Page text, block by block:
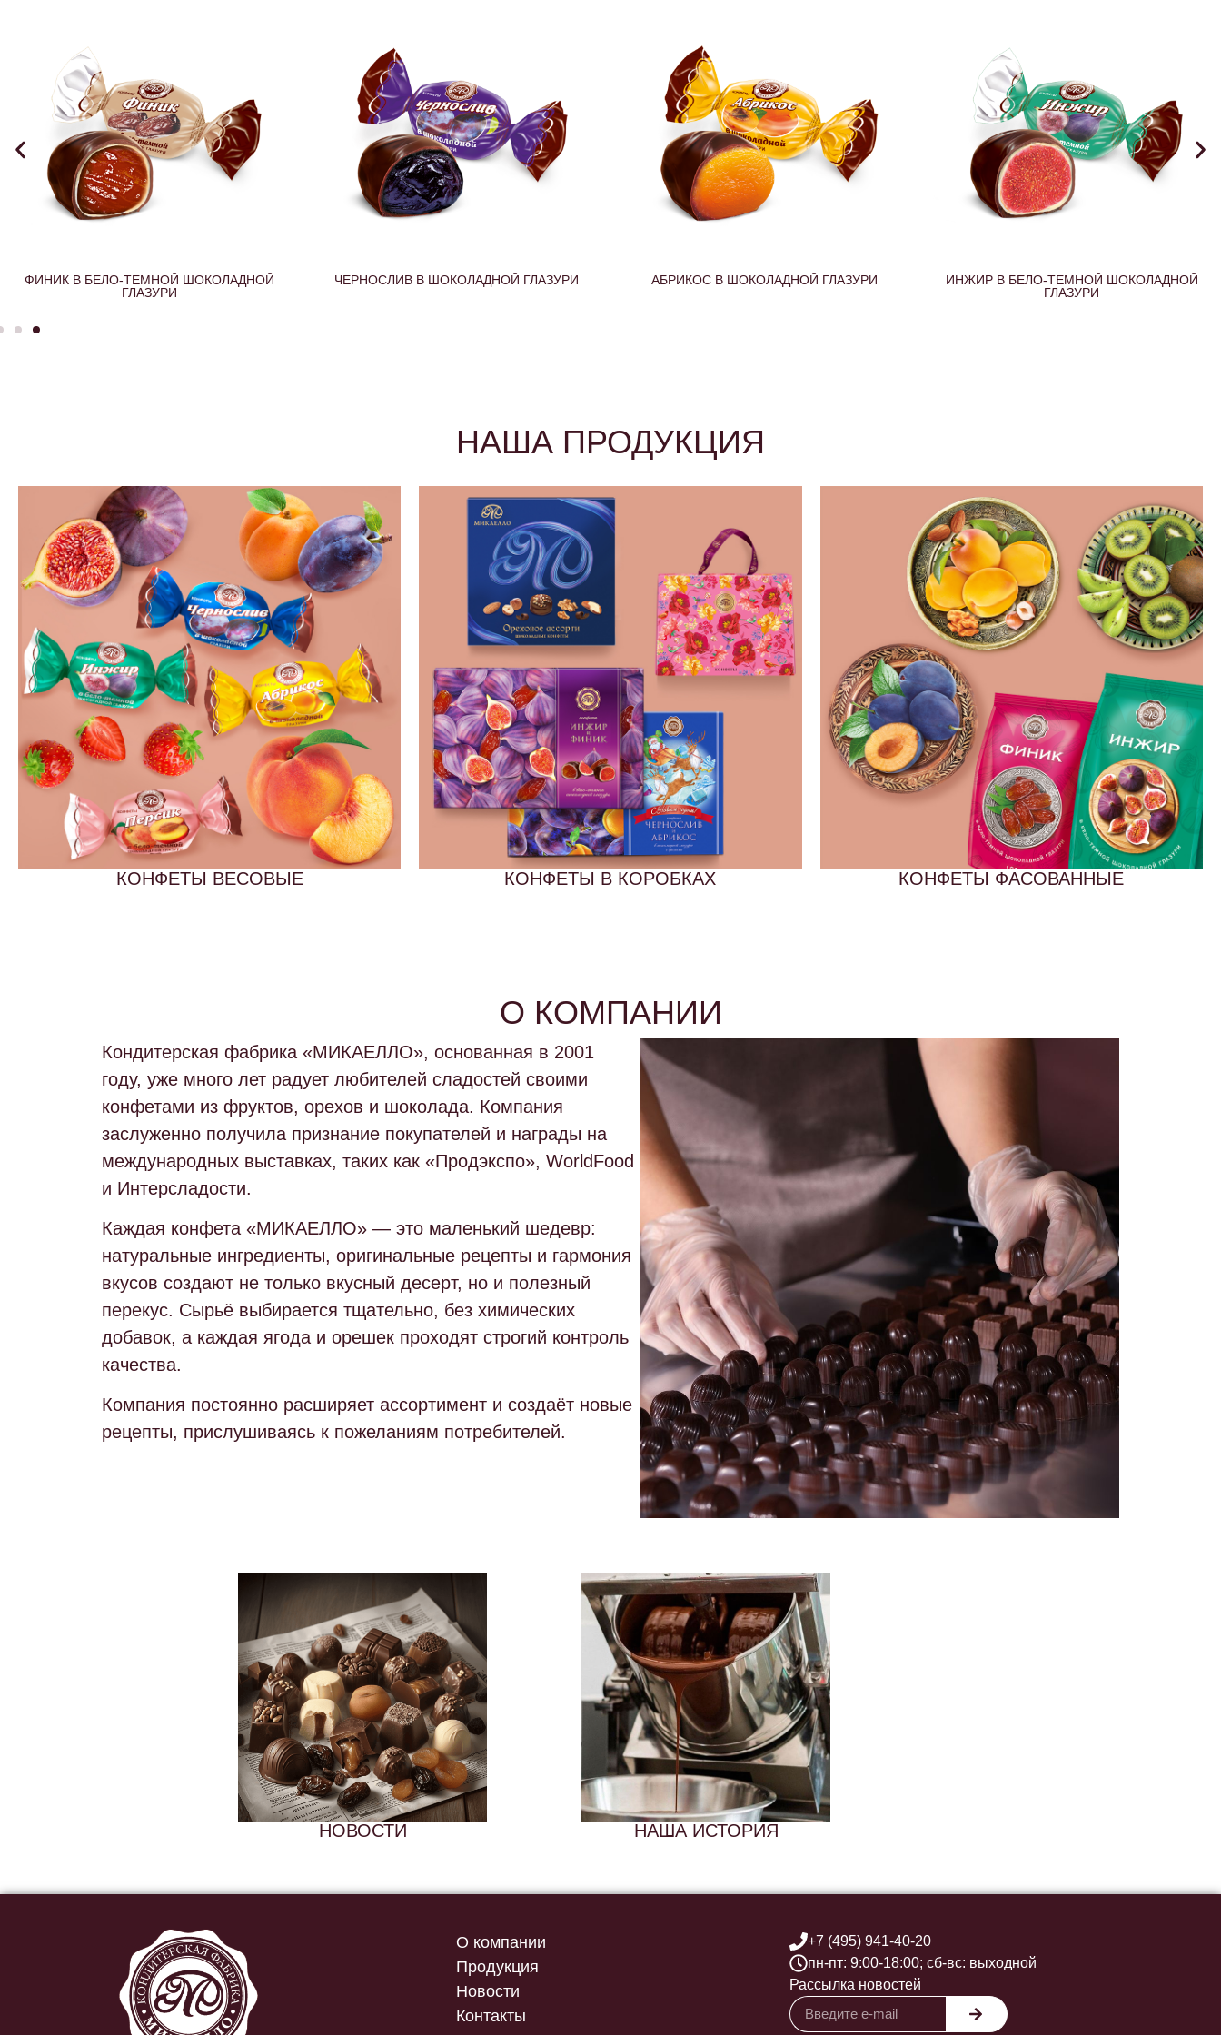
ЧЕРНОСЛИВ В ШОКОЛАДНОЙ ГЛАЗУРИ АБРИКОС В ШОКОЛАДНОЙ ГЛАЗУРИ
ИНЖИР В БЕЛО-ТЕМНОЙ ШОКОЛАДНОЙ
ПЕРСИК В БЕЛО-ТЕМНОЙ ШОКОЛАДНОЙ
ГЛАЗУРИ
НАША ПРОДУКЦИЯ
КОНФЕТЫ ВЕСОВЫЕ КОНФЕТЫ В КОРОБКАХ КОНФЕТЫ ФАСОВАННЫЕ
О КОМПАНИИ
Кондитерская фабрика «МИКАЕЛЛО», основанная в 2001
году, уже много лет радует любителей сладостей своими
конфетами из фруктов, орехов и шоколада. Компания
заслуженно получила признание покупателей и награды на
международных выставках, таких как «Продэкспо», WorldFood
и Интерсладости.
Каждая конфета «МИКАЕЛЛО» — это маленький шедевр:
натуральные ингредиенты, оригинальные рецепты и гармония
вкусов создают не только вкусный десерт, но и полезный
перекус. Сырьё выбирается тщательно, без химических
добавок, а каждая ягода и орешек проходят строгий контроль
качества.
Компания постоянно расширяет ассортимент и создаёт новые
рецепты, прислушиваясь к пожеланиям потребителей.
НОВОСТИ НАША ИСТОРИЯ
О компании
Продукция
Новости
Контакты
+7 (495) 941-40-20
пн-пт: 9:00-18:00; сб-вс: выходной
Рассылка новостей